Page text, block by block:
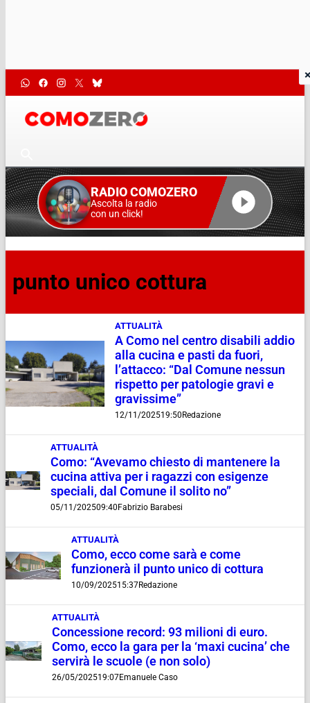
RADIO COMOZERO
Ascolta la radio
con un click!
punto unico cottura
ATTUALITÀ
A Como nel centro disabili addio
alla cucina e pasti da fuori,
l’attacco: “Dal Comune nessun
rispetto per patologie gravi e
gravissime”
12/11/202519:50Redazione
ATTUALITÀ
Como: “Avevamo chiesto di mantenere la
cucina attiva per i ragazzi con esigenze
speciali, dal Comune il solito no”
05/11/202509:40Fabrizio Barabesi
ATTUALITÀ
Como, ecco come sarà e come
funzionerà il punto unico di cottura
10/09/202515:37Redazione
ATTUALITÀ
Concessione record: 93 milioni di euro.
Como, ecco la gara per la ‘maxi cucina’ che
servirà le scuole (e non solo)
26/05/202519:07Emanuele Caso